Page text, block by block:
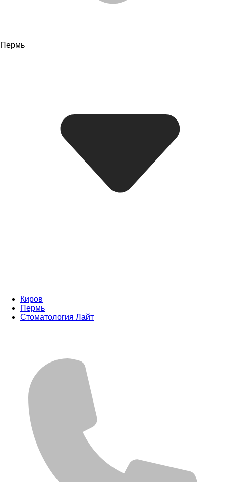
Пермь
Киров
Пермь
Стоматология Лайт